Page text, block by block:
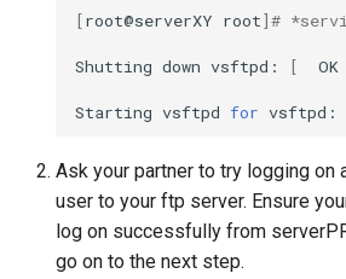
[root@serverXY root]#
Shutting down vsftpd: [ OK
Starting vsftpd for vsftpd:
Ask your partner to try logging on
user to your ftp server. Ensure
log on successfully from
go on to the next step.